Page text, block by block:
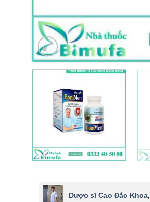
Dược sĩ Cao Đắc Khoa,